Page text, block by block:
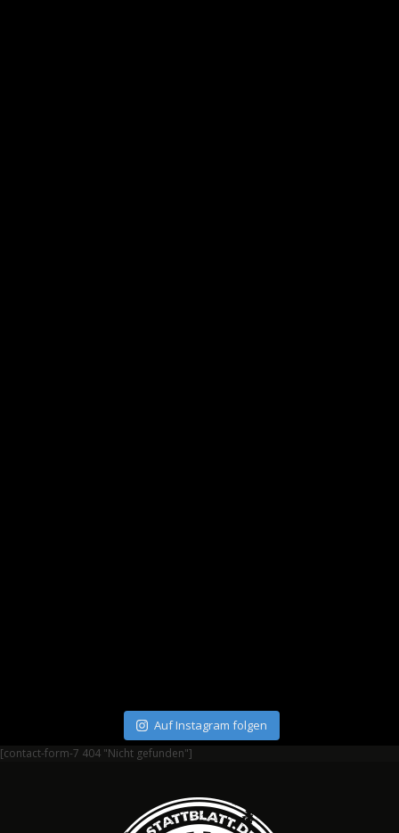
Auf Instagram folgen
[contact-form-7 404 "Nicht gefunden"]